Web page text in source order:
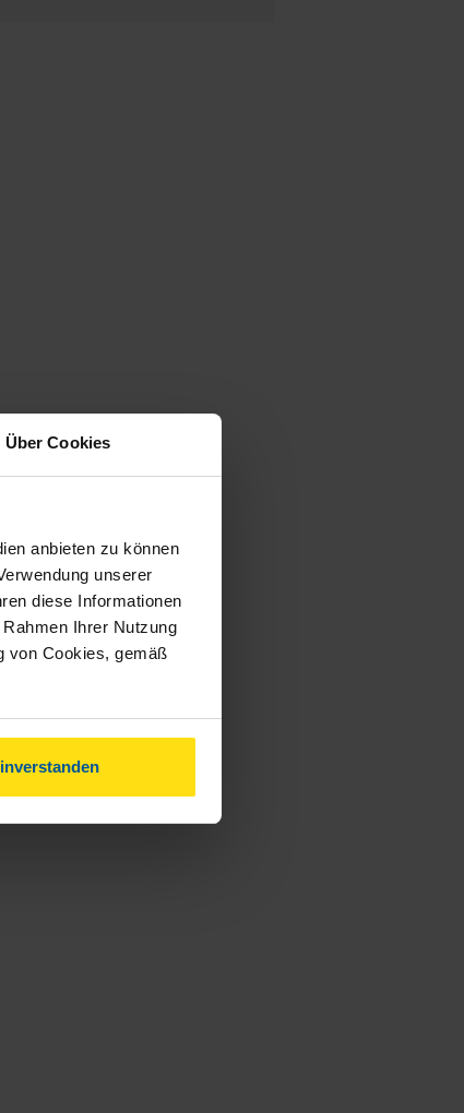
Über Cookies
anbieten zu können
unserer
diese Informationen
Ihrer Nutzung
von Cookies, gemäß